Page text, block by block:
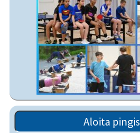
Aloita pingis